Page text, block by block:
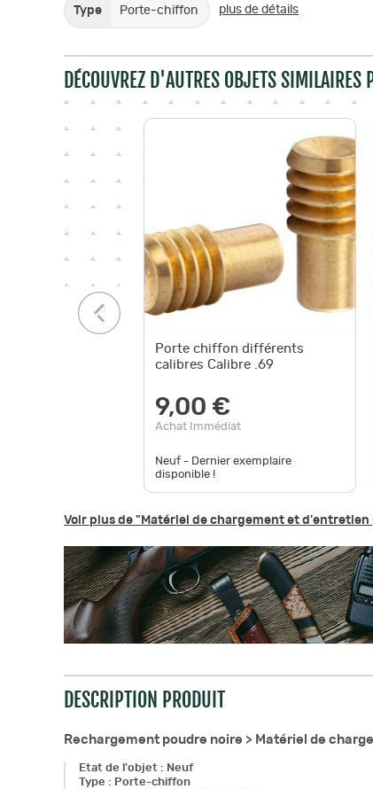
Type Porte-chiffon plus de détails
DÉCOUVREZ D'AUTRES OBJETS SIMILAIRES
Porte chiffon différents
calibres Calibre .69
9,00 €
Achat Immédiat
Neuf - Dernier exemplaire
disponible !
Voir plus de "Matériel de chargement et
DESCRIPTION PRODUIT
Rechargement poudre noire > Matériel de
Etat de l'objet : Neuf
Type : Porte-chiffon